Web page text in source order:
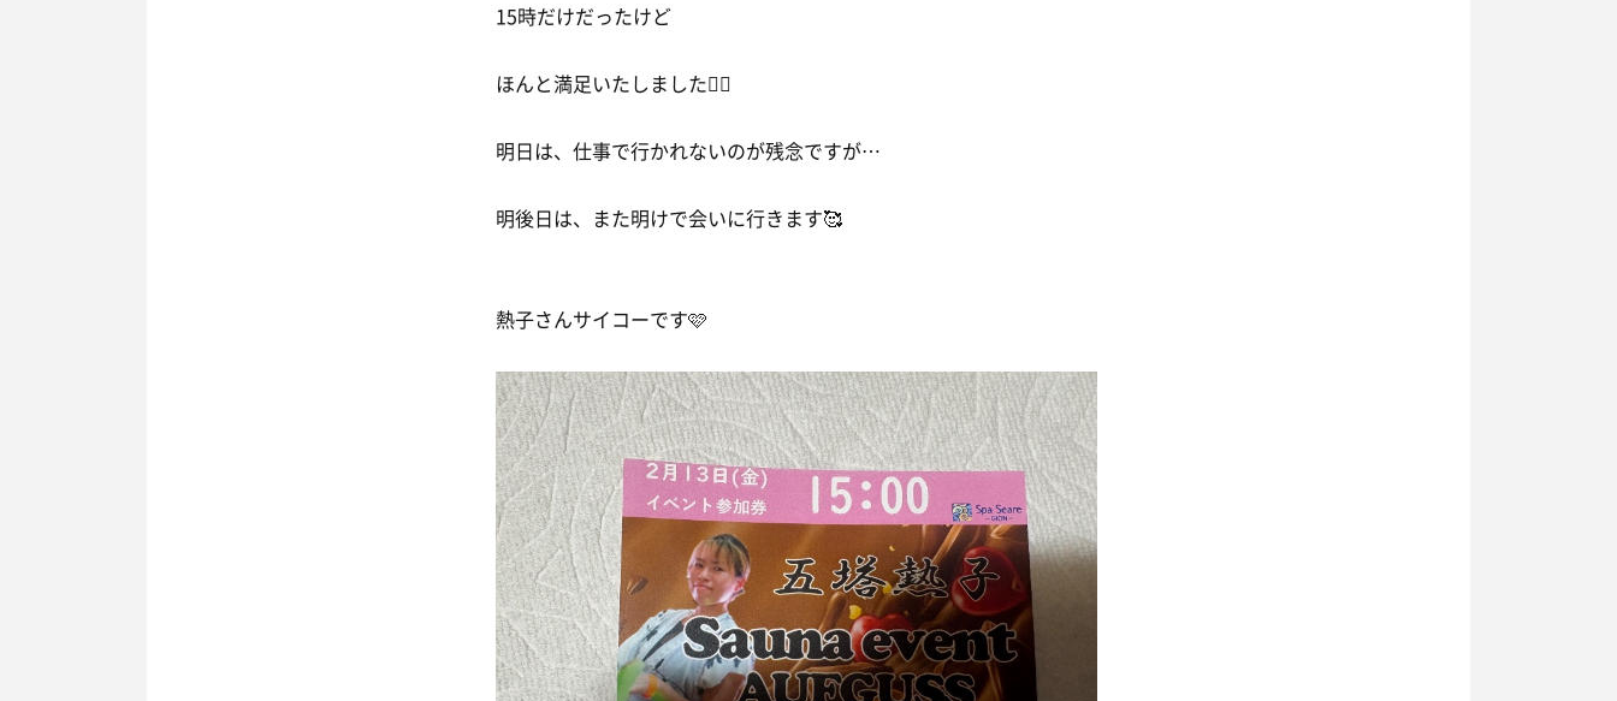
15時だけだったけど
ほんと満足いたしました🙇‍♀️
明日は、仕事で行かれないのが残念ですが…
明後日は、また明けで会いに行きます🥰
熱子さんサイコーです🩷